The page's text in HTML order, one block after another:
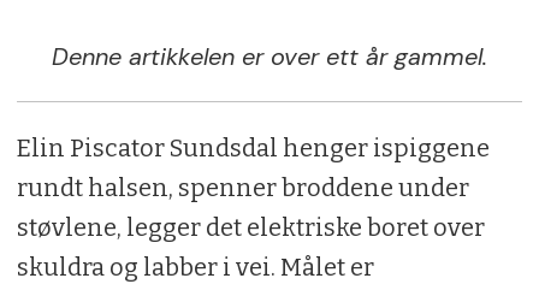
Denne artikkelen er over ett år gammel.
Elin Piscator Sundsdal henger ispiggene
rundt halsen, spenner broddene under
støvlene, legger det elektriske boret over
skuldra og labber i vei. Målet er